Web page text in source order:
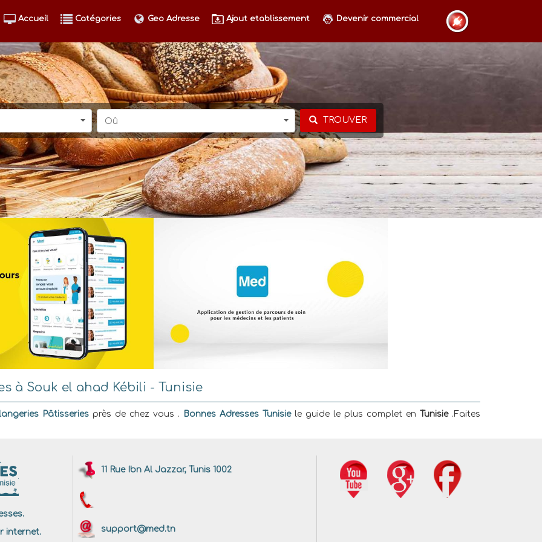
Accueil Catégories Geo Adresse Ajout etablissement Devenir commercial
Oû TROUVER
à Souk el ahad Kébili - Tunisie
Pâtisseries près de chez vous . Bonnes Adresses Tunisie le guide le plus complet en Tunisie.Faites
internet.
11 Rue Ibn Al Jazzar, Tunis 1002
support@med.tn